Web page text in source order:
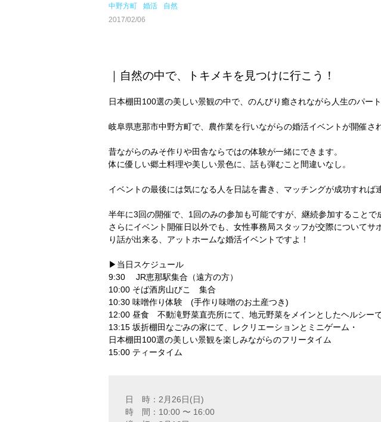
中野方町 婚活
自然
2017/02/06
｜自然の中で、トキメキを見つけに行こう！
日本棚田100選の美しい景観の中で、のんびり癒されながら人生のパー
岐阜県恵那市中野方町で、農作業を行いながらの婚活イベントが開催さ
昔ながらのみそ作りや田舎ならではの体験が一緒にできます。
体に優しい郷土料理や美しい景色に、話も弾むこと間違いなし。
イベントの最後には気になる人を日誌を書き、マッチングが成功すれば
半年に3回の開催で、1回のみの参加も可能ですが、継続参加することで
さらにイベント開催日以外でも、女性事務局スタッフが交際についてサ
り話が出来る、アットホームな婚活イベントですよ！
▶︎当日スケジュール
9:30 JR恵那駅集合（遠方の方）
10:00 そば酒房山びこ 集合
10:30 味噌作り体験 (手作り味噌のお土産つき)
12:00 昼食 不動滝野菜直売所にて、地元野菜をメインとしたヘルシー
13:15 坂折棚田なごみの家にて、レクリエーションとミニゲーム・
日本棚田100選の美しい景観を楽しみながらのフリータイム
15:00 ティータイム
日 時：2月26日(日)
時 間：10:00 〜 16:00